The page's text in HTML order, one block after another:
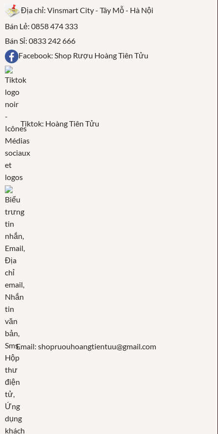
Địa chỉ: Vinsmart City - Tây Mỗ - Hà Nội
Bán Lẻ: 0858 474 333
Bán Sỉ: 0833 242 666
Facebook: Shop Rượu Hoàng Tiên Tửu
Tiktok: Hoàng Tiên Tửu
Email: shopruouhoangtientuu@gmail.com